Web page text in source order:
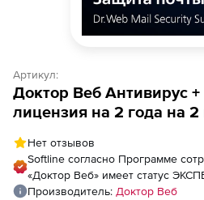
Артикул:
Доктор Веб Антивирус
лицензия на 2 года на
Нет отзывов
Softline согласно Программе
«Доктор Веб» имеет статус
Производитель: Доктор Веб